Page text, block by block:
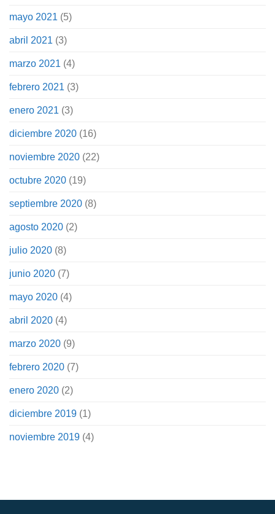
mayo 2021 (5)
abril 2021 (3)
marzo 2021 (4)
febrero 2021 (3)
enero 2021 (3)
diciembre 2020 (16)
noviembre 2020 (22)
octubre 2020 (19)
septiembre 2020 (8)
agosto 2020 (2)
julio 2020 (8)
junio 2020 (7)
mayo 2020 (4)
abril 2020 (4)
marzo 2020 (9)
febrero 2020 (7)
enero 2020 (2)
diciembre 2019 (1)
noviembre 2019 (4)